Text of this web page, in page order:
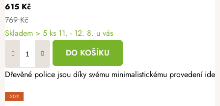
615 Kč
769 Kč
Skladem > 5 ks 11. - 12. 8. u vás
DO KOŠÍKU
Dřevěné police jsou díky svému minimalistickému provedení
-20%